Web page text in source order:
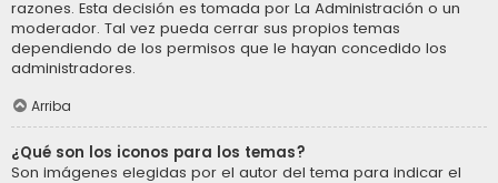
razones. Esta decisión es tomada por La Administración o un
moderador. Tal vez pueda cerrar sus propios temas
dependiendo de los permisos que le hayan concedido los
administradores.
Arriba
¿Qué son los iconos para los temas?
Son imágenes elegidas por el autor del tema para indicar el